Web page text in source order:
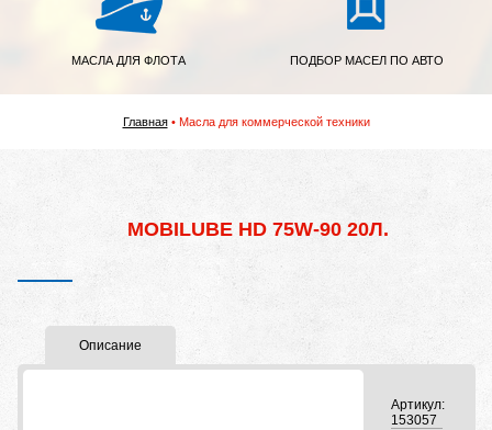
МАСЛА ДЛЯ ФЛОТА ПОДБОР МАСЕЛ ПО АВТО
Главная Масла для коммерческой техники
MOBILUBE HD 75W-90 20Л.
Описание
Артикул:
153057